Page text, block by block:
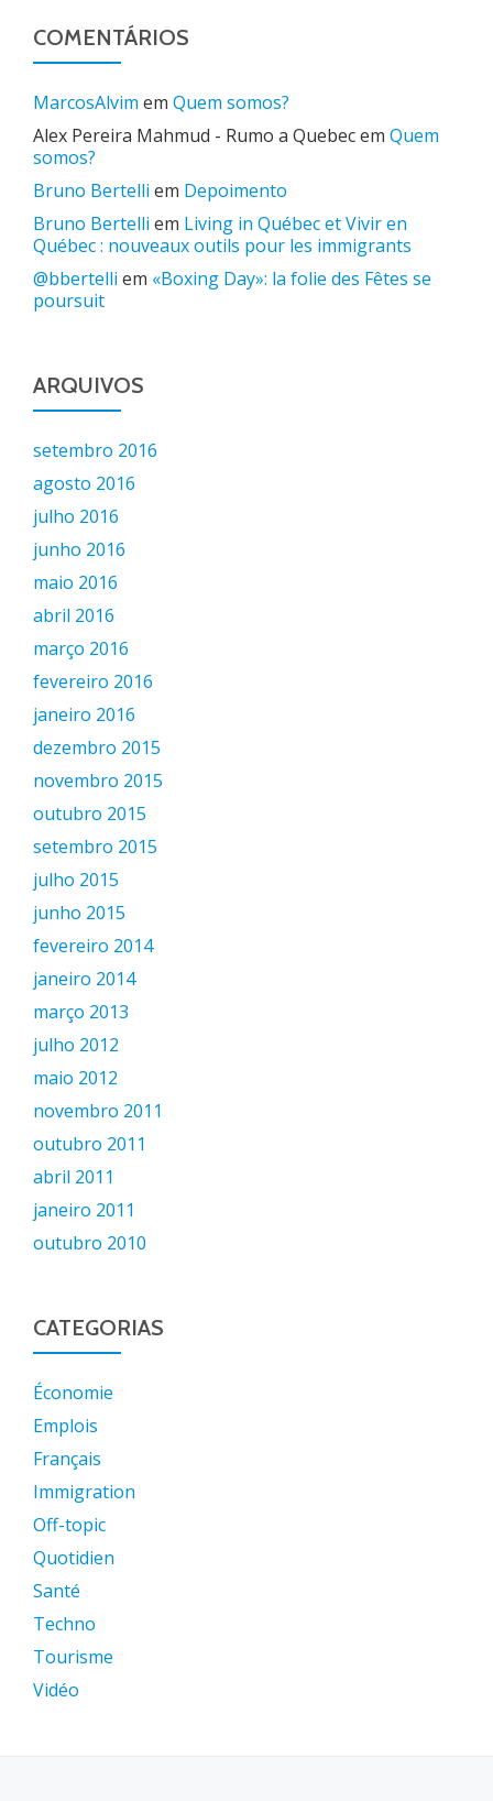
COMENTÁRIOS
MarcosAlvim em Quem somos?
Alex Pereira Mahmud - Rumo a Quebecem Quem
somos?
Bruno Bertelli em Depoimento
Bruno Bertelli em Living in Québec et Vivir en
Québec : nouveaux outils pour les immigrants
@bbertelli em «Boxing Day»: la folie des Fêtes se
poursuit
ARQUIVOS
setembro 2016
agosto 2016
julho 2016
junho 2016
maio 2016
abril 2016
março 2016
fevereiro 2016
janeiro 2016
dezembro 2015
novembro 2015
outubro 2015
setembro 2015
julho 2015
junho 2015
fevereiro 2014
janeiro 2014
março 2013
julho 2012
maio 2012
novembro 2011
outubro 2011
abril 2011
janeiro 2011
outubro 2010
CATEGORIAS
Économie
Emplois
Français
Immigration
Off-topic
Quotidien
Santé
Techno
Tourisme
Vidéo